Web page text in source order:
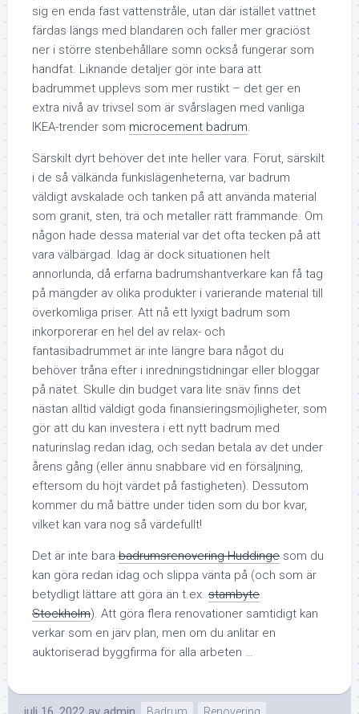
sig en enda fast vattenstråle, utan där istället vattnet
färdas längs med blandaren och faller mer graciöst
ner i större stenbehållare somn också fungerar som
handfat. Liknande detaljer gör inte bara att
badrummet upplevs som mer rustikt – det ger en
extra nivå av trivsel som är svårslagen med vanliga
IKEA-trender som microcement badrum.
Särskilt dyrt behöver det inte heller vara. Förut, särskilt
i de så välkända funkislägenheterna, var badrum
väldigt avskalade och tanken på att använda material
som granit, sten, trä och metaller rätt främmande. Om
någon hade dessa material var det ofta tecken på att
vara välbärgad. Idag är dock situationen helt
annorlunda, då erfarna badrumshantverkare kan få tag
på mängder av olika produkter i varierande material till
överkomliga priser. Att nå ett lyxigt badrum som
inkorporerar en hel del av relax- och
fantasibadrummet är inte längre bara något du
behöver tråna efter i inredningstidningar eller bloggar
på nätet. Skulle din budget vara lite snäv finns det
nästan alltid väldigt goda finansieringsmöjligheter, som
gör att du kan investera i ett nytt badrum med
naturinslag redan idag, och sedan betala av det under
årens gång (eller ännu snabbare vid en försäljning,
eftersom du höjt värdet på fastigheten). Dessutom
kommer du må bättre under tiden som du bor kvar,
vilket kan vara nog så värdefullt!
Det är inte bara badrumsrenovering Huddinge som du
kan göra redan idag och slippa vänta på (och som är
betydligt lättare att göra än t.ex. stambyte
Stockholm). Att göra flera renovationer samtidigt kan
verkar som en järv plan, men om du anlitar en
auktoriserad byggfirma för alla arbeten …